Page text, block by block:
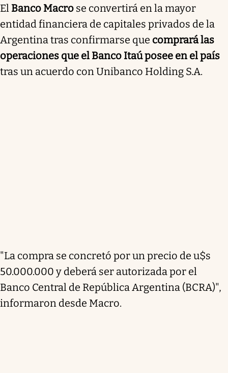
El Banco Macro se convertirá en la mayor
entidad financiera de capitales privados de la
Argentina tras confirmarse que comprará las
operaciones que el Banco Itaú posee en el país
tras un acuerdo con Unibanco Holding S.A.
"La compra se concretó por un precio de u$s
50.000.000 y deberá ser autorizada por el
Banco Central de República Argentina (BCRA)",
informaron desde Macro.